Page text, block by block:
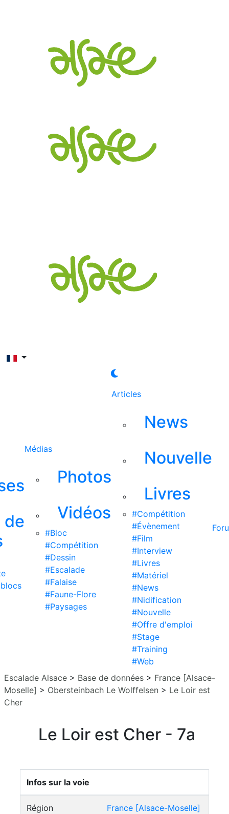
de
Médias
Photos
Vidéos
#Bloc
#Compétition
#Dessin
#Escalade
#Falaise
#Faune-Flore
#Paysages
Articles
News
Nouvelle
Livres
#Compétition
#Évènement
#Film
#Interview
#Livres
#Matériel
#News
#Nidification
#Nouvelle
#Offre d'emploi
#Stage
#Training
#Web
Escalade Alsace > Base de données > France [Alsace-
Moselle] > Obersteinbach Le Wolffelsen > Le Loir est
Cher
Le Loir est Cher - 7a
Infos sur la voie
Région France [Alsace-Moselle]